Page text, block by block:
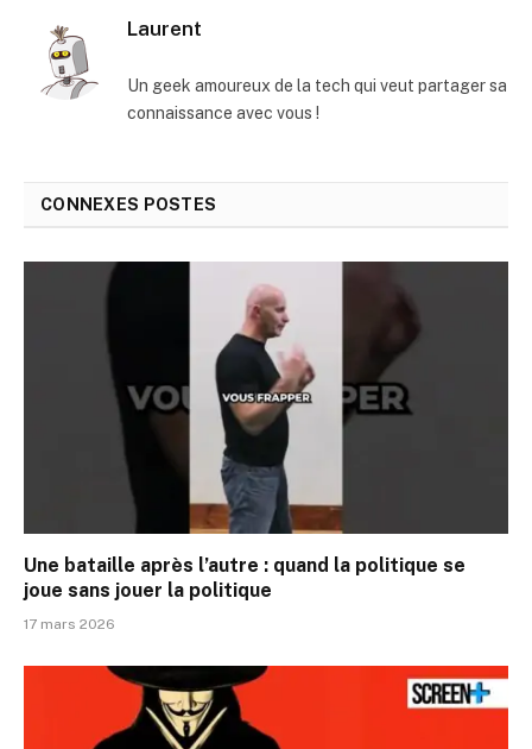
Laurent
Un geek amoureux de la tech qui veut partager sa
connaissance avec vous !
CONNEXES POSTES
Une bataille après l’autre : quand la politique se
joue sans jouer la politique
17 mars 2026